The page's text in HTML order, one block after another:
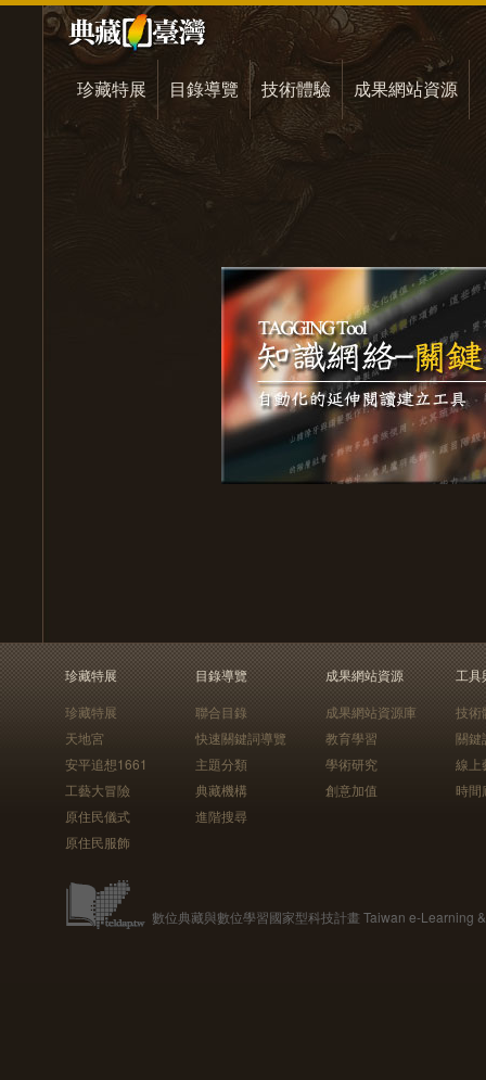
珍藏特展 目錄導覽 技術體驗 成果網站資源
珍藏特展
珍藏特展
天地宮
安平追想1661
工藝大冒險
原住民儀式
原住民服飾
目錄導覽
聯合目錄
快速關鍵詞導覽
主題分類
典藏機構
進階搜尋
成果網站資源
成果網站資源庫
教育學習
學術研究
創意加值
工具
技術
關鍵
線上
時間
數位典藏與數位學習國家型科技計畫 Taiwan e-Learning